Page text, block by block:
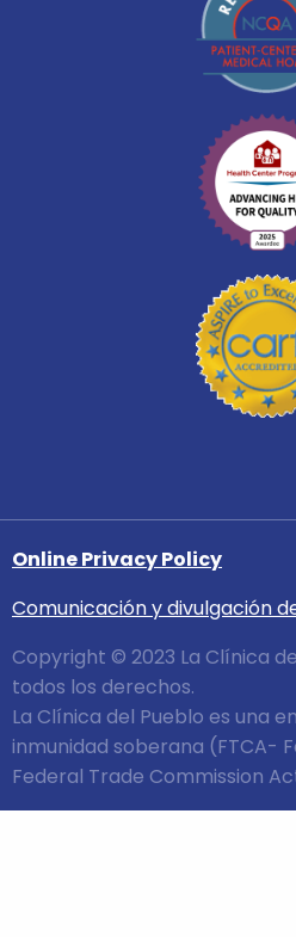
Online Privacy Policy
Comunicación y divulgación
Copyright © 2023 La Clínica
todos los derechos.
La Clínica del Pueblo es una
inmunidad soberana (FTCA-
Federal Trade Commission